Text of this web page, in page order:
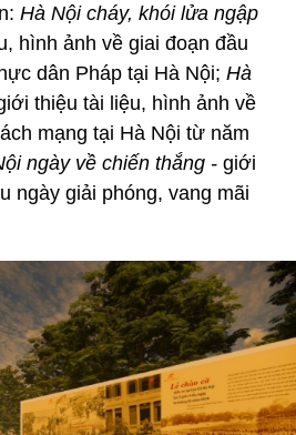
Hà Nội cháy, khói lửa ngập
hình ảnh về giai đoạn đầu
dân Pháp tại Hà Nội; Hà
thiệu tài liệu, hình ảnh về
mạng tại Hà Nội từ năm
ngày về chiến thắng - giới
ngày giải phóng, vang mãi